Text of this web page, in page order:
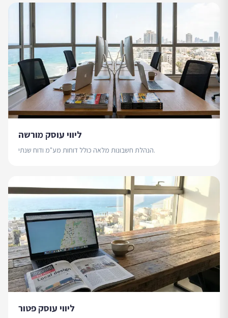
ליווי עוסק מורשה
הנהלת חשבונות מלאה כולל דוחות מע"מ ודוח שנתי.
ליווי עוסק פטור